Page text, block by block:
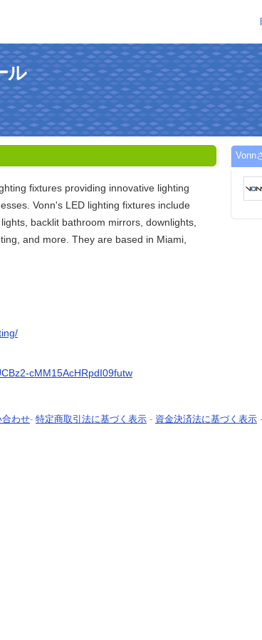
ル
fixtures providing innovative lighting
Vonn's LED lighting fixtures include
backlit bathroom mirrors, downlights,
and more. They are based in Miami,
cMM15AcHRpdI09futw
Vonn
合わせ- 特定商取引法に基づく表示 - 資金決済法に基づく表示 -